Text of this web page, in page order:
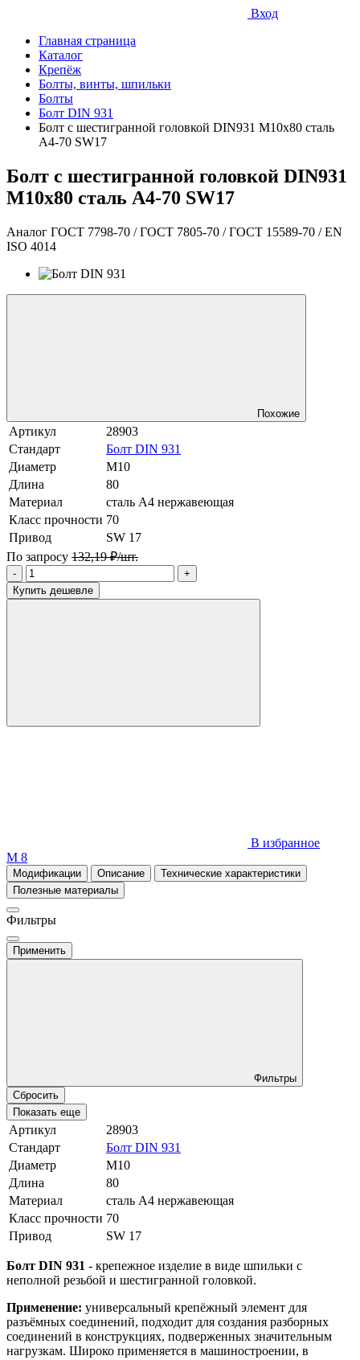
Вход
Главная страница
Каталог
Крепёж
Болты, винты, шпильки
Болты
Болт DIN 931
Болт с шестигранной головкой DIN931 М10х80 сталь
A4-70 SW17
Болт с шестигранной головкой DIN931
М10х80 сталь A4-70 SW17
Аналог ГОСТ 7798-70 / ГОСТ 7805-70 / ГОСТ 15589-70 / EN
ISO 4014
Похожие
Артикул
28903
Стандарт
Болт DIN 931
Диаметр
М10
Длина
80
Материал
сталь A4 нержавеющая
Класс прочности 70
Привод
SW 17
По запросу 132,19 ₽/шт.
-
+
Купить дешевле
В избранное
М 8
Модификации Описание
Технические характеристики
Полезные материалы
Фильтры
Применить
Фильтры
Сбросить
Показать еще
Артикул
28903
Стандарт
Болт DIN 931
Диаметр
М10
Длина
80
Материал
сталь A4 нержавеющая
Класс прочности 70
Привод
SW 17
Болт DIN 931 - крепежное изделие в виде шпильки с
неполной резьбой и шестигранной головкой.
Применение: универсальный крепёжный элемент для
разъёмных соединений, подходит для создания разборных
соединений в конструкциях, подверженных значительным
нагрузкам. Широко применяется в машиностроении, в